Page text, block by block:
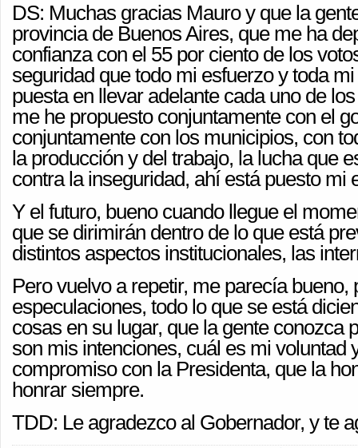
DS: Muchas gracias Mauro y que la
provincia de Buenos Aires, que me ha
confianza con el 55 por ciento de los
seguridad que todo mi esfuerzo y toda
puesta en llevar adelante cada uno de
me he propuesto conjuntamente con el
conjuntamente con los municipios, con
la producción y del trabajo, la lucha que
contra la inseguridad, ahí está puesto mi
Y el futuro, bueno cuando llegue el
que se dirimirán dentro de lo que está
distintos aspectos institucionales, las
Pero vuelvo a repetir, me parecía bueno,
especulaciones, todo lo que se está
cosas en su lugar, que la gente conozca
son mis intenciones, cuál es mi voluntad
compromiso con la Presidenta, que la
honrar siempre.
TDD: Le agradezco al Gobernador, y te